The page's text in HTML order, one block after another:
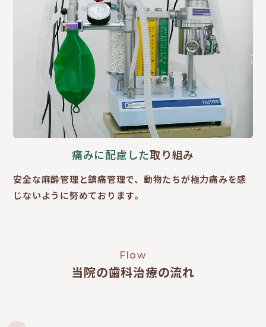
痛みに配慮した取り組み
安全な麻酔管理と鎮痛管理で、動物たちが極力痛みを感
じないように努めております。
Flow
当院の歯科治療の流れ